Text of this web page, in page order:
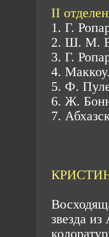
II
1. Г.
2. Ш. М.
3. Г.
4.
5. Ф.
6. Ж.
7.
звезда